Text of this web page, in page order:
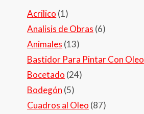
Acrilico (1)
Analisis de Obras (6)
Animales (13)
Bastidor Para Pintar Con Oleo
Bocetado (24)
Bodegón (5)
Cuadros al Oleo (87)